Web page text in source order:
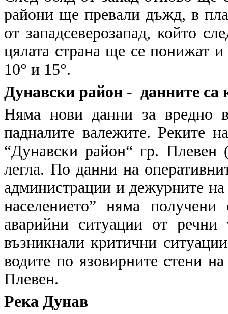
райони ще превали дъжд, в
от западсеверозапад, който
цялата страна ще се понижат
10° и 15°.
Дунавски район - данните са
Няма нови данни за вредно
падналите валежите. Реките
“Дунавски район“ гр.
легла. По данни на
администрации и дежурните
населението” няма
аварийни ситуации от
възникнали критични
водите по язовирните стени
Плевен.
Река Дунав